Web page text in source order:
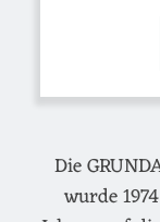
Die
wurde